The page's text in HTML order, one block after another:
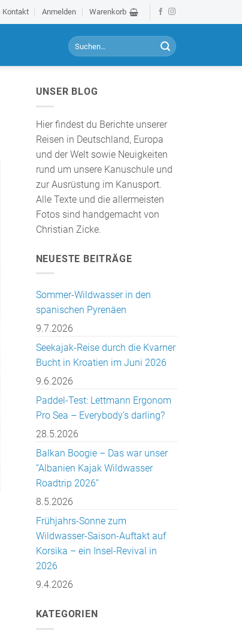
Kontakt Anmelden Warenkorb
S
u
c
e
c
h
:
UNSER BLOG
Hier findest du Berichte unserer
Reisen in Deutschland, Europa
und der Welt sowie Neuigkeiten
rund um unsere Kanuschule und
zur Ausrüstung im Kanusport.
Alle Texte und die allermeisten
Fotos sind handgemacht von
Christian Zicke.
NEUESTE BEITRÄGE
Sommer-Wildwasser in den
spanischen Pyrenäen
9.7.2026
Seekajak-Reise durch die Kvarner
Bucht in Kroatien im Juni 2026
9.6.2026
Paddel-Test: Lettmann Ergonom
Pro Sea – Everybody’s darling?
28.5.2026
Balkan Boogie – Das war unser
“Albanien Kajak Wildwasser
Roadtrip 2026”
8.5.2026
Frühjahrs-Sonne zum
Wildwasser-Saison-Auftakt auf
Korsika – ein Insel-Revival in
2026
9.4.2026
KATEGORIEN